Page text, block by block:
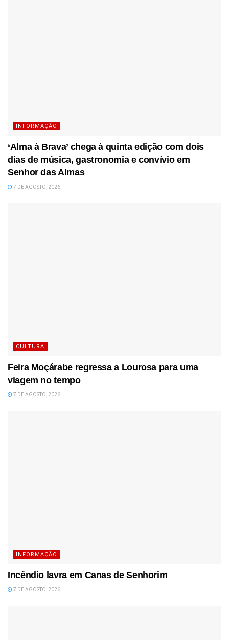
INFORMAÇÃO
‘Alma à Brava’ chega à quinta edição com dois
dias de música, gastronomia e convívio em
Senhor das Almas
7 DE AGOSTO, 2026
CULTURA
Feira Moçárabe regressa a Lourosa para uma
viagem no tempo
7 DE AGOSTO, 2026
INFORMAÇÃO
Incêndio lavra em Canas de Senhorim
7 DE AGOSTO, 2026